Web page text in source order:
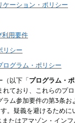
ケーション・ポリシー
利用要件
リシー
ログラム・ポリシー
（以下「プログラム・
ており、これらのプ
ム参加要件の第3条
。疑義を避けるため
たはアマゾン・イン